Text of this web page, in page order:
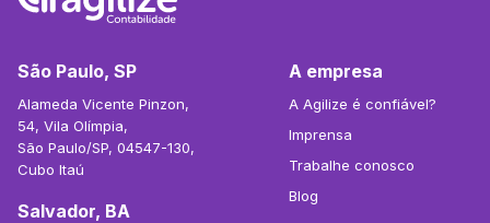
São Paulo, SP
Alameda Vicente Pinzon,
54, Vila Olímpia,
São Paulo/SP, 04547-130,
Cubo Itaú
Salvador, BA
A empresa
A Agilize é confiável?
Imprensa
Trabalhe conosco
Blog